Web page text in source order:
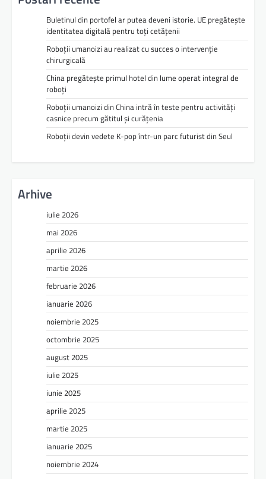
Buletinul din portofel ar putea deveni istorie. UE pregătește
identitatea digitală pentru toți cetățenii
Roboții umanoizi au realizat cu succes o intervenție
chirurgicală
China pregătește primul hotel din lume operat integral de
roboți
Roboții umanoizi din China intră în teste pentru activități
casnice precum gătitul și curățenia
Roboții devin vedete K-pop într-un parc futurist din Seul
Arhive
iulie 2026
mai 2026
aprilie 2026
martie 2026
februarie 2026
ianuarie 2026
noiembrie 2025
octombrie 2025
august 2025
iulie 2025
iunie 2025
aprilie 2025
martie 2025
ianuarie 2025
noiembrie 2024